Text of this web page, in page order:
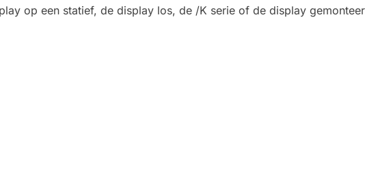
op een statief, de display los, de /K serie of de display